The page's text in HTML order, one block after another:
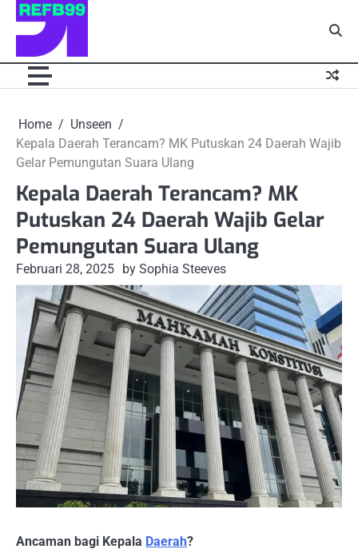
Skip
Home
Unseen
Kepala Daerah Terancam? MK Putuskan 24 Daerah Wajib
Gelar Pemungutan Suara Ulang
Kepala Daerah Terancam? MK
Putuskan 24 Daerah Wajib Gelar
Pemungutan Suara Ulang
Februari 28, 2025 by Sophia Steeves
Ancaman bagi Kepala Daerah?